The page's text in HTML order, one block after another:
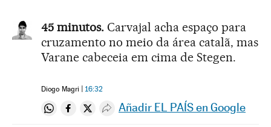
45 minutos. Carvajal acha espaço para
cruzamento no meio da área catalã, mas
Varane cabeceia em cima de Stegen.
Diogo Magri 16:32
Compartir en Whatsapp
Compartir en Facebook
Compartir en Twitter
Desplegar Redes Sociales
Añadir EL PAÍS en Google